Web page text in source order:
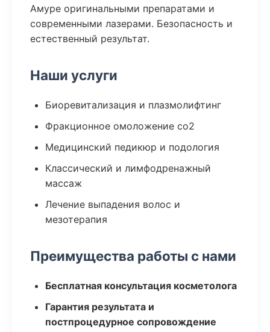
Амуре оригинальными препаратами и
современными лазерами. Безопасность и
естественный результат.
Наши услуги
Биоревитализация и плазмолифтинг
Фракционное омоложение co2
Медицинский педикюр и подология
Классический и лимфодренажный
массаж
Лечение выпадения волос и
мезотерапия
Преимущества работы с нами
Бесплатная консультация косметолога
Гарантия результата и
постпроцедурное сопровождение